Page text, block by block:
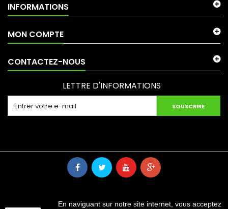
INFORMATIONS
MON COMPTE
CONTACTEZ-NOUS
LETTRE D'INFORMATIONS
SOUSCRIRE
En naviguant sur notre site internet, vous acceptez